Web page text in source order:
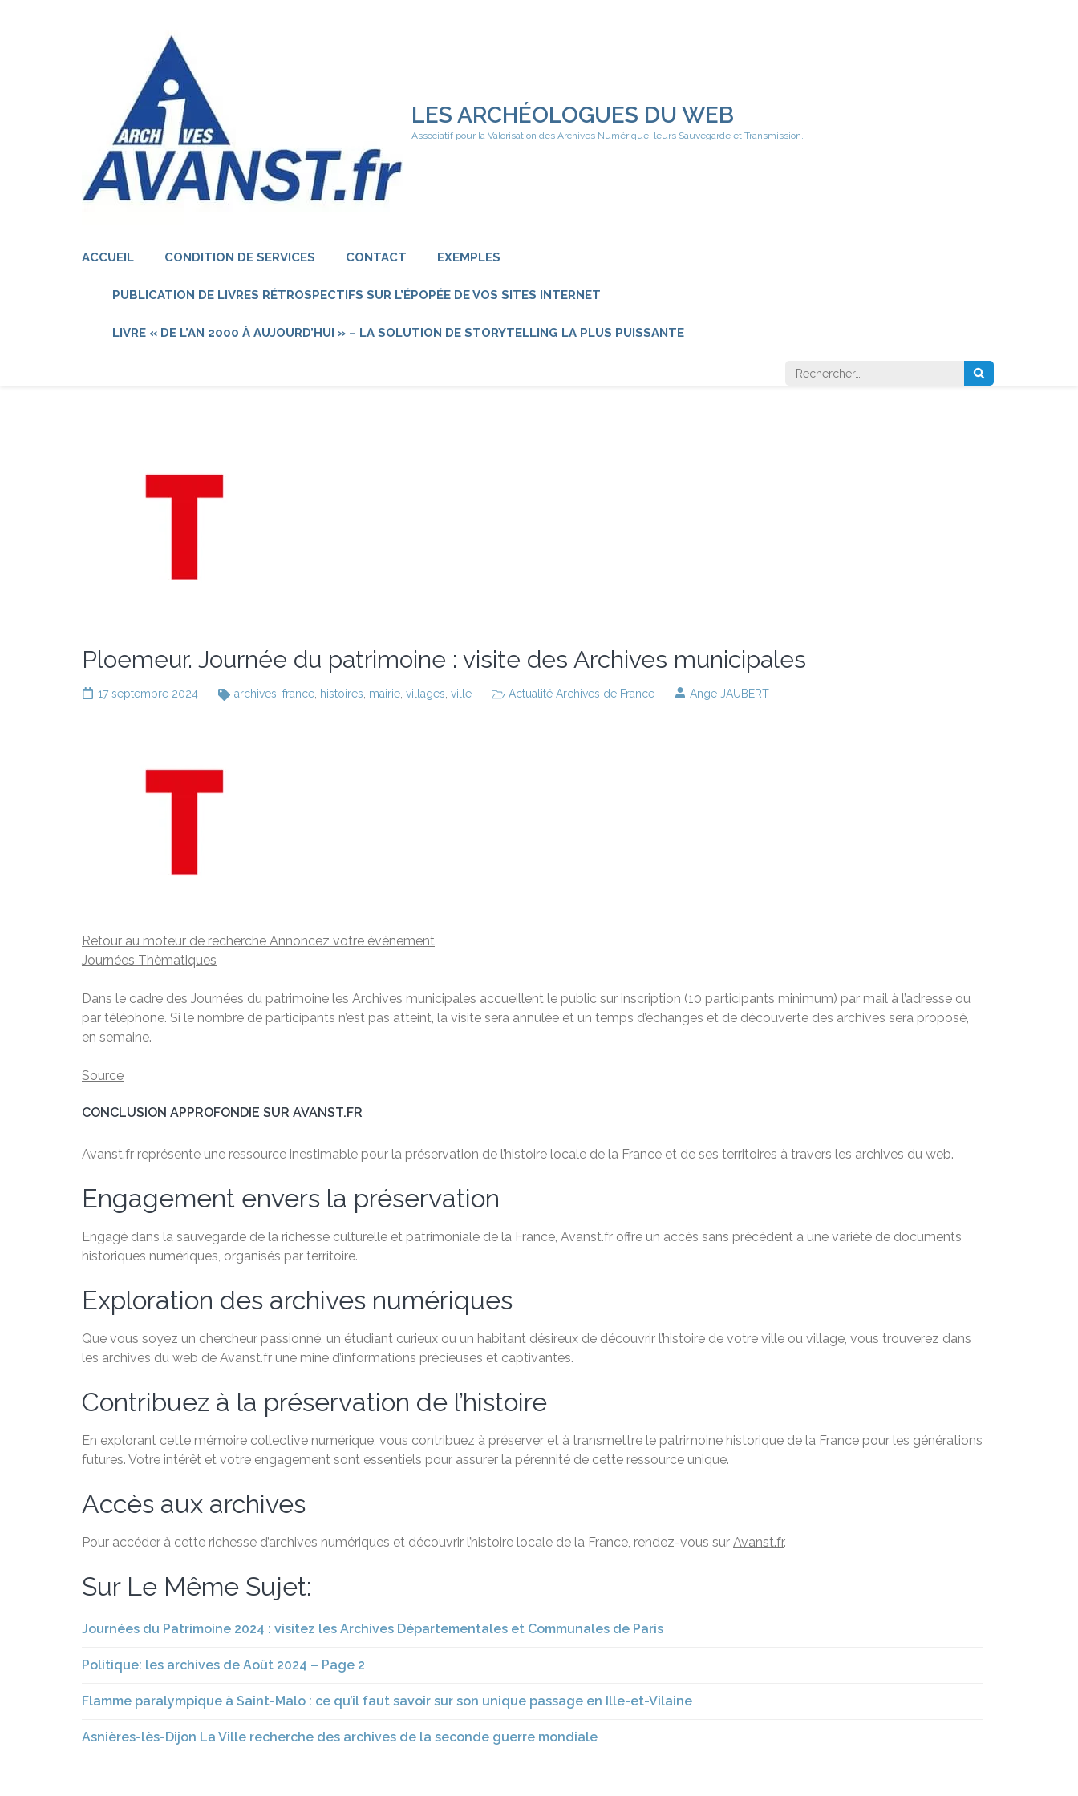
LES ARCHÉOLOGUES DU WEB
Associatif pour la Valorisation des Archives Numérique, leurs Sauvegarde et Transmission.
ACCUEIL CONDITION DE SERVICES CONTACT EXEMPLES
PUBLICATION DE LIVRES RÉTROSPECTIFS SUR L’ÉPOPÉE DE VOS SITES INTERNET
LIVRE « DE L’AN 2000 À AUJOURD’HUI » – LA SOLUTION DE STORYTELLING LA PLUS PUISSANTE
Rechercher :
Ploemeur. Journée du patrimoine : visite des Archives municipales
17 septembre 2024 archives france histoires mairie villages ville Actualité Archives de France Ange JAUBERT
Retour au moteur de recherche Annoncez votre évènement
Journées Thèmatiques
Dans le cadre des Journées du patrimoine les Archives municipales accueillent le public sur inscription (10 participants minimum) par mail à l’adresse ou
par téléphone. Si le nombre de participants n’est pas atteint, la visite sera annulée et un temps d’échanges et de découverte des archives sera proposé,
en semaine.
Source
CONCLUSION APPROFONDIE SUR AVANST.FR
Avanst.fr représente une ressource inestimable pour la préservation de l’histoire locale de la France et de ses territoires à travers les archives du web.
Engagement envers la préservation
Engagé dans la sauvegarde de la richesse culturelle et patrimoniale de la France, Avanst.fr offre un accès sans précédent à une variété de documents
historiques numériques, organisés par territoire.
Exploration des archives numériques
Que vous soyez un chercheur passionné, un étudiant curieux ou un habitant désireux de découvrir l’histoire de votre ville ou village, vous trouverez dans
les archives du web de Avanst.fr une mine d’informations précieuses et captivantes.
Contribuez à la préservation de l’histoire
En explorant cette mémoire collective numérique, vous contribuez à préserver et à transmettre le patrimoine historique de la France pour les générations
futures. Votre intérêt et votre engagement sont essentiels pour assurer la pérennité de cette ressource unique.
Accès aux archives
Pour accéder à cette richesse d’archives numériques et découvrir l’histoire locale de la France, rendez-vous sur Avanst.fr.
Sur Le Même Sujet:
Journées du Patrimoine 2024 : visitez les Archives Départementales et Communales de Paris
Politique: les archives de Août 2024 – Page 2
Flamme paralympique à Saint-Malo : ce qu’il faut savoir sur son unique passage en Ille-et-Vilaine
Asnières-lès-Dijon La Ville recherche des archives de la seconde guerre mondiale